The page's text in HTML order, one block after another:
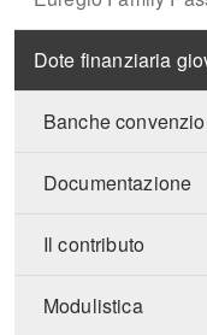
Dote finanziaria
Banche
Documentazione
Il contributo
Modulistica